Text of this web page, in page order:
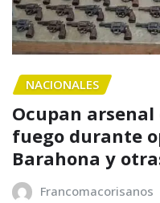
NACIONALES
Ocupan arsenal
fuego durante
Barahona y
Francomacorisanos